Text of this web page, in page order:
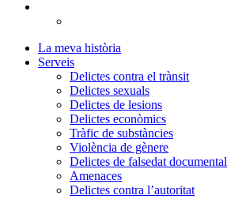
La meva història
Serveis
Delictes contra el trànsit
Delictes sexuals
Delictes de lesions
Delictes econòmics
Tràfic de substàncies
Violència de gènere
Delictes de falsedat documental
Amenaces
Delictes contra l’autoritat